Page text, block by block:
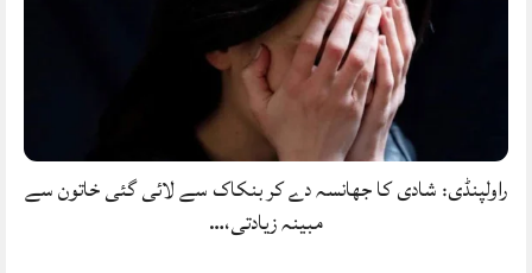
راولپنڈی: شادی کا جھانسہ دے کر بنکاک سے لائی گئی خاتون سے
مبینہ زیادتی،…